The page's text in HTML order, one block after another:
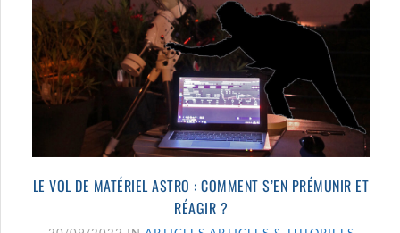
LE VOL DE MATÉRIEL ASTRO : COMMENT S’EN PRÉMUNIR ET
RÉAGIR ?